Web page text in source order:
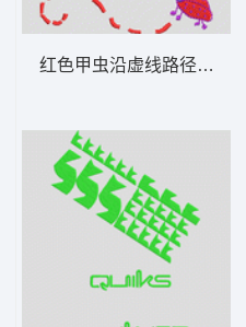
红色甲虫沿虚线路径移动